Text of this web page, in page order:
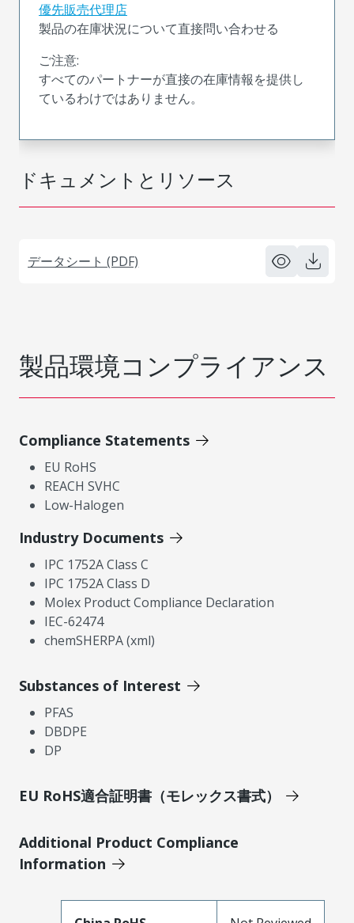
ドキュメントとリソース
データシート (PDF)
優先販売代理店
製品の在庫状況について直接問い合わせる
ご注意:
すべてのパートナーが直接の在庫情報を提供し
ているわけではありません。
製品環境コンプライアンス
Compliance Statements
EU RoHS
REACH SVHC
Low-Halogen
Industry Documents
IPC 1752A Class C
IPC 1752A Class D
Molex Product Compliance Declaration
IEC-62474
chemSHERPA (xml)
Substances of Interest
PFAS
DBDPE
DP
EU RoHS適合証明書（モレックス書式）
Additional Product Compliance
Information